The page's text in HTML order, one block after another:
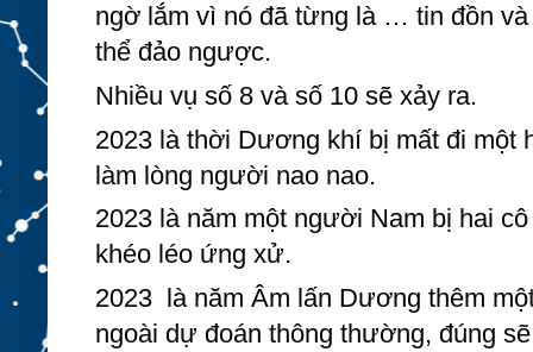
ngờ lắm vì nó đã từng là … tin đồn
thể đảo ngược.
Nhiều vụ số 8 và số 10 sẽ xảy ra.
2023 là thời Dương khí bị mất đi một
làm lòng người nao nao.
2023 là năm một người Nam bị hai
khéo léo ứng xử.
2023  là năm Âm lấn Dương thêm
ngoài dự đoán thông thường, đúng